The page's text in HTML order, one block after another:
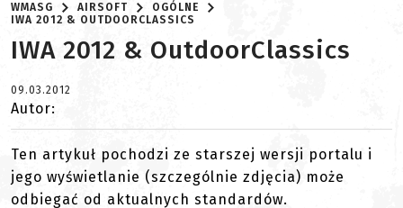
WMASG AIRSOFT
OGÓLNE
IWA 2012 & OUTDOORCLASSICS
IWA 2012 & OutdoorClassics
09.03.2012
Autor:
Ten artykuł pochodzi ze starszej wersji portalu i
jego wyświetlanie (szczególnie zdjęcia) może
odbiegać od aktualnych standardów.